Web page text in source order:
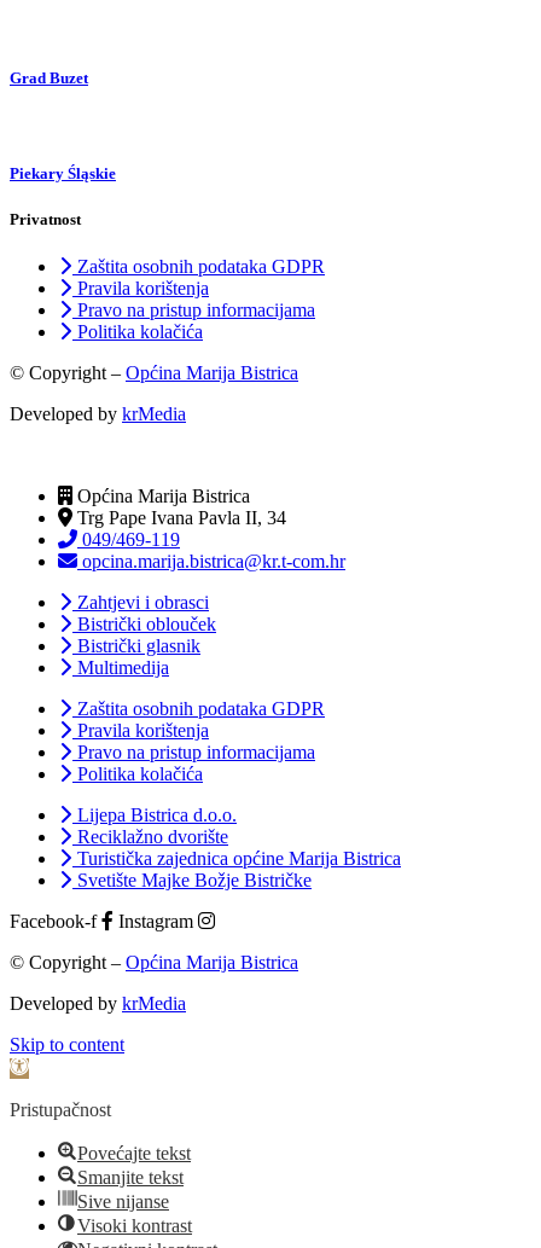
Grad Buzet
Piekary Śląskie
Privatnost
Zaštita osobnih podataka GDPR
Pravila korištenja
Pravo na pristup informacijama
Politika kolačića
© Copyright – Općina Marija Bistrica
Developed by krMedia
Općina Marija Bistrica
Trg Pape Ivana Pavla II, 34
049/469-119
opcina.marija.bistrica@kr.t-com.hr
Zahtjevi i obrasci
Bistrički oblouček
Bistrički glasnik
Multimedija
Zaštita osobnih podataka GDPR
Pravila korištenja
Pravo na pristup informacijama
Politika kolačića
Lijepa Bistrica d.o.o.
Reciklažno dvorište
Turistička zajednica općine Marija Bistrica
Svetište Majke Božje Bistričke
Facebook-f
Instagram
© Copyright – Općina Marija Bistrica
Developed by krMedia
Skip to content
Open toolbar
Pristupačnost
Povećajte tekst
Smanjite tekst
Sive nijanse
Visoki kontrast